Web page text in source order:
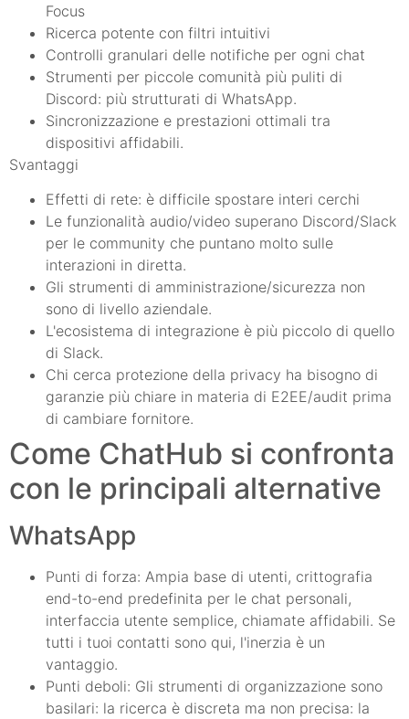
Focus
Ricerca potente con filtri intuitivi
Controlli granulari delle notifiche per ogni chat
Strumenti per piccole comunità più puliti di
Discord: più strutturati di WhatsApp.
Sincronizzazione e prestazioni ottimali tra
dispositivi affidabili.
Svantaggi
Effetti di rete: è difficile spostare interi cerchi
Le funzionalità audio/video superano Discord/Slack
per le community che puntano molto sulle
interazioni in diretta.
Gli strumenti di amministrazione/sicurezza non
sono di livello aziendale.
L'ecosistema di integrazione è più piccolo di quello
di Slack.
Chi cerca protezione della privacy ha bisogno di
garanzie più chiare in materia di E2EE/audit prima
di cambiare fornitore.
Come ChatHub si confronta
con le principali alternative
WhatsApp
Punti di forza: Ampia base di utenti, crittografia
end-to-end predefinita per le chat personali,
interfaccia utente semplice, chiamate affidabili. Se
tutti i tuoi contatti sono qui, l'inerzia è un
vantaggio.
Punti deboli: Gli strumenti di organizzazione sono
basilari: la ricerca è discreta ma non precisa: la